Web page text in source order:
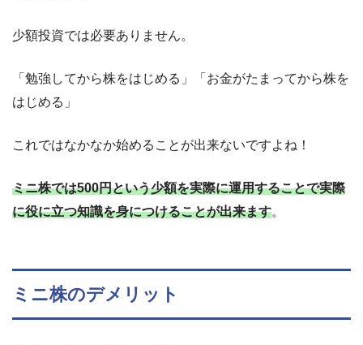
少額投資では必要ありません。
「勉強してから株をはじめる」「お金がたまってから株を
はじめる」
これではなかなか始めることが出来ないですよね！
ミニ株では500円という少額を実際に運用することで実際
に役に立つ知識を身につけることが出来ます。
ミニ株のデメリット